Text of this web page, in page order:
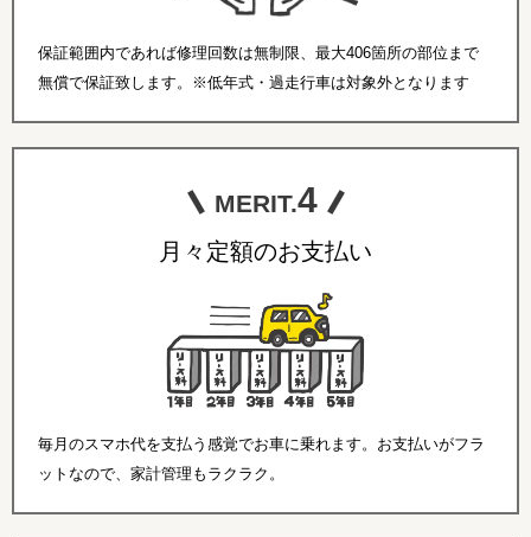
保証範囲内であれば修理回数は無制限、最大406箇所の部位まで
無償で保証致します。※低年式・過走行車は対象外となります
MERIT.4
月々定額のお支払い
毎月のスマホ代を支払う感覚でお車に乗れます。お支払いがフラ
ットなので、家計管理もラクラク。